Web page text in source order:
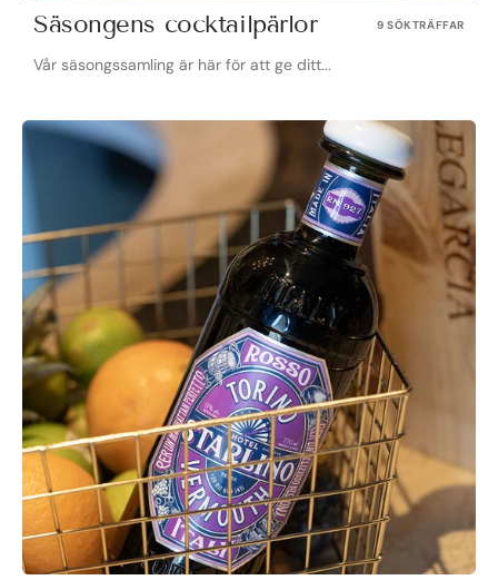
Säsongens cocktailpärlor 9 SÖKTRÄFFAR
Vår säsongssamling är här för att ge ditt...